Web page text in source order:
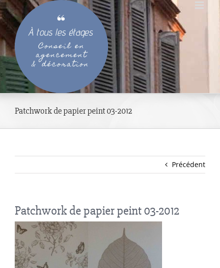
Passer
au
contenu
Patchwork de papier peint 03-2012
Précédent
Patchwork de papier peint 03-2012